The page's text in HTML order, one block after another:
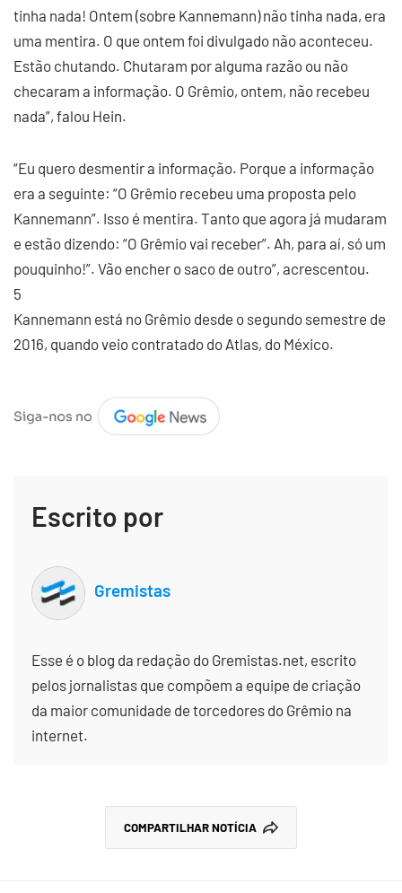
tinha nada! Ontem (sobre Kannemann) não tinha nada, era
uma mentira. O que ontem foi divulgado não aconteceu.
Estão chutando. Chutaram por alguma razão ou não
checaram a informação. O Grêmio, ontem, não recebeu
nada”, falou Hein.
“Eu quero desmentir a informação. Porque a informação
era a seguinte: “O Grêmio recebeu uma proposta pelo
Kannemann”. Isso é mentira. Tanto que agora já mudaram
e estão dizendo: “O Grêmio vai receber”. Ah, para aí, só um
pouquinho!”. Vão encher o saco de outro”, acrescentou.
5
Kannemann está no Grêmio desde o segundo semestre de
2016, quando veio contratado do Atlas, do México.
Escrito por
Gremistas
Esse é o blog da redação do Gremistas.net, escrito
pelos jornalistas que compõem a equipe de criação
da maior comunidade de torcedores do Grêmio na
internet.
COMPARTILHAR NOTÍCIA